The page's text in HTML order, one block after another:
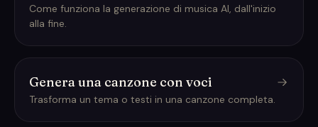
Come funziona la generazione di musica AI, dall'inizio
alla fine.
Genera una canzone con voci
Trasforma un tema o testi in una canzone completa.